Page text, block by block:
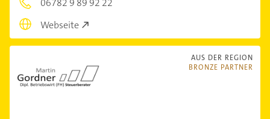
06782 9 89 92 22
Webseite
AUS DER REGION
BRONZE PARTNER